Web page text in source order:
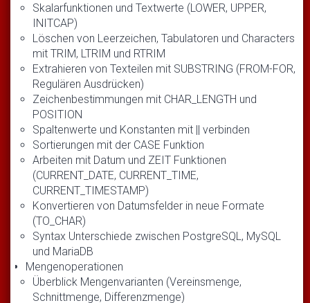
Skalarfunktionen und Textwerte (LOWER, UPPER,
INITCAP)
Löschen von Leerzeichen, Tabulatoren und Characters
mit TRIM, LTRIM und RTRIM
Extrahieren von Texteilen mit SUBSTRING (FROM-FOR,
Regulären Ausdrücken)
Zeichenbestimmungen mit CHAR_LENGTH und
POSITION
Spaltenwerte und Konstanten mit || verbinden
Sortierungen mit der CASE Funktion
Arbeiten mit Datum und ZEIT Funktionen
(CURRENT_DATE, CURRENT_TIME,
CURRENT_TIMESTAMP)
Konvertieren von Datumsfelder in neue Formate
(TO_CHAR)
Syntax Unterschiede zwischen PostgreSQL, MySQL
und MariaDB
Mengenoperationen
Überblick Mengenvarianten (Vereinsmenge,
Schnittmenge, Differenzmenge)